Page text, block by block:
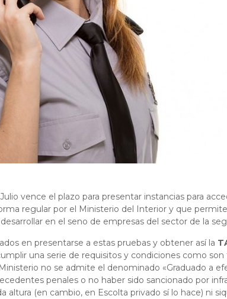
vence el plazo para presentar instancias para
regular por el Ministerio del Interior y que
en el seno de empresas del sector de la
en presentarse a estas pruebas y obtener así la
una serie de requisitos y condiciones como
no se admite el denominado «Graduado a
penales o no haber sido sancionado por
(en cambio, en Escolta privado sí lo hace) ni